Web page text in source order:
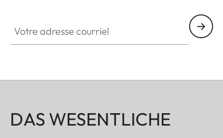
DAS WESENTLICHE